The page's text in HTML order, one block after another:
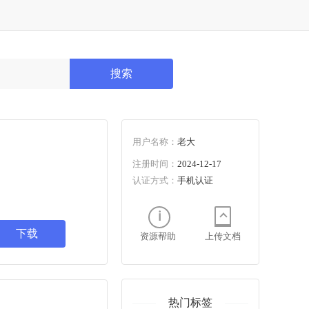
搜索
下载
用户名称： 老大
注册时间： 2024-12-17
认证方式： 手机认证
资源帮助 上传文档
热门标签